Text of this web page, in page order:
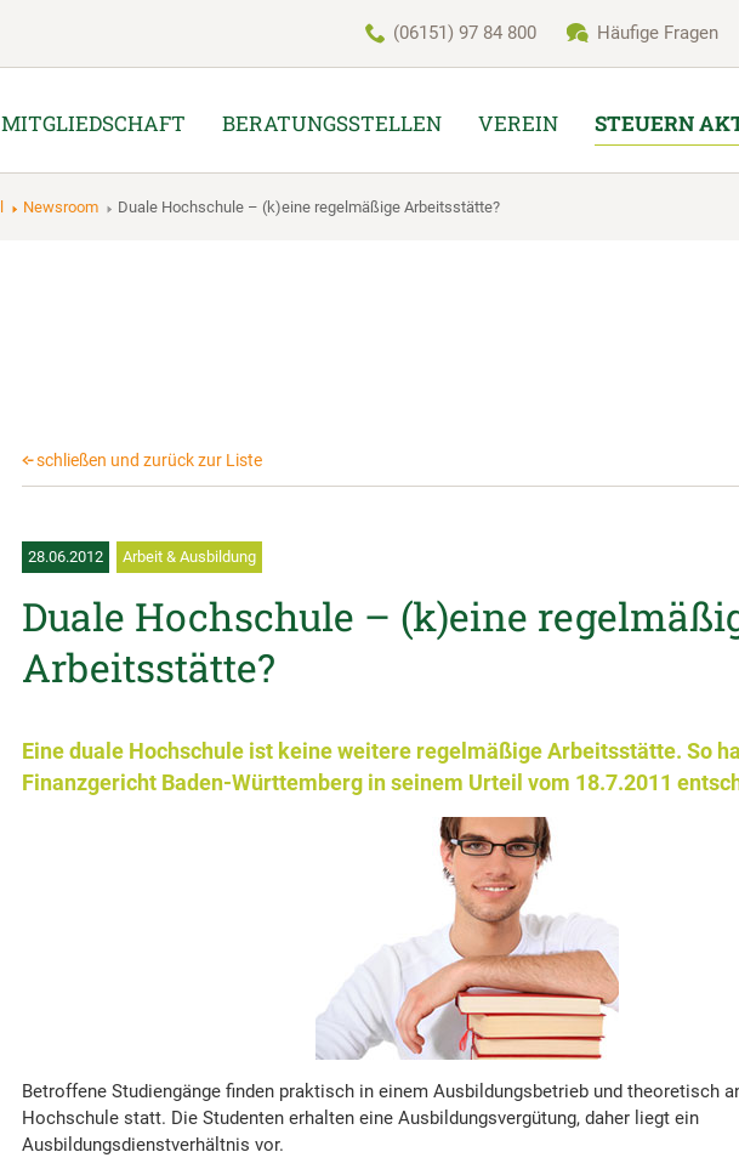
(06151) 97 84 800 Häufige Fragen
MITGLIEDSCHAFT BERATUNGSSTELLEN VEREIN STEUERN
Newsroom Duale Hochschule – (k)eine regelmäßige Arbeitsstätte?
schließen und zurück zur Liste
28.06.2012 Arbeit & Ausbildung
Duale Hochschule – (k)eine
Arbeitsstätte?
Eine duale Hochschule ist keine weitere regelmäßige Arbeitsstätte. So
Finanzgericht Baden-Württemberg in seinem Urteil vom 18.7.2011
Betroffene Studiengänge finden praktisch in einem Ausbildungsbetrieb und theoretisch
Hochschule statt. Die Studenten erhalten eine Ausbildungsvergütung, daher liegt ein
Ausbildungsdienstverhältnis vor.